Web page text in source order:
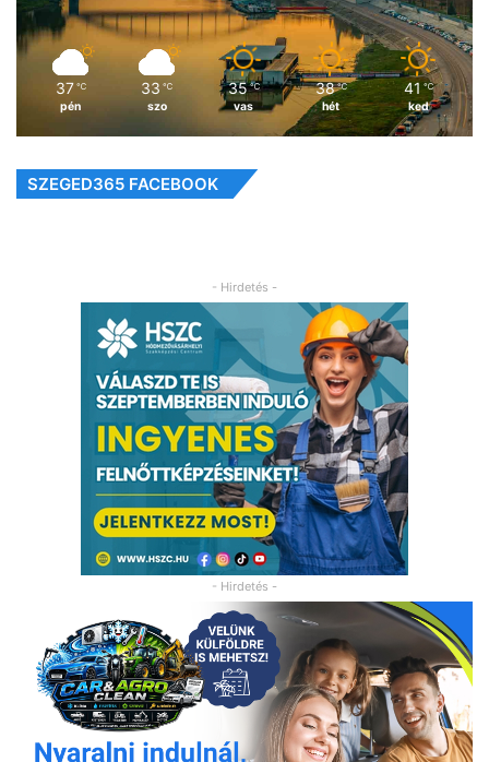
37 ℃
pén
33 ℃
szo
35 ℃
vas
38 ℃
hét
41 ℃
ked
SZEGED365 FACEBOOK
- Hirdetés -
- Hirdetés -